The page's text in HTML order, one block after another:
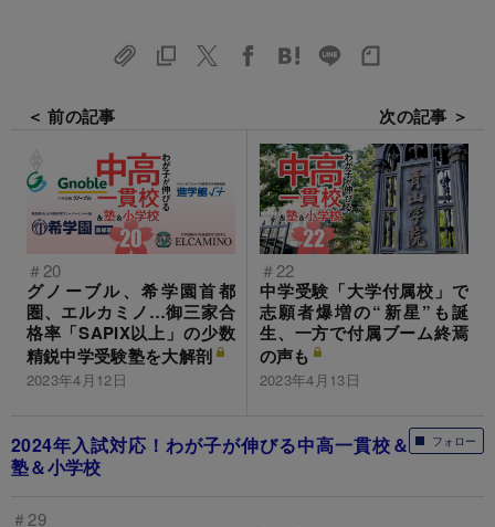
＜ 前の記事
＃20
グノーブル、希学園首都
圏、エルカミノ…御三家合
格率「SAPIX以上」の少数
精鋭中学受験塾を大解剖
2023年4月12日
次の記事 ＞
＃22
中学受験「大学付属校」で
志願者爆増の“新星”も誕
生、一方で付属ブーム終焉
の声も
2023年4月13日
フォロー
2024年入試対応！わが子が伸びる中高一貫校＆
塾＆小学校
＃29